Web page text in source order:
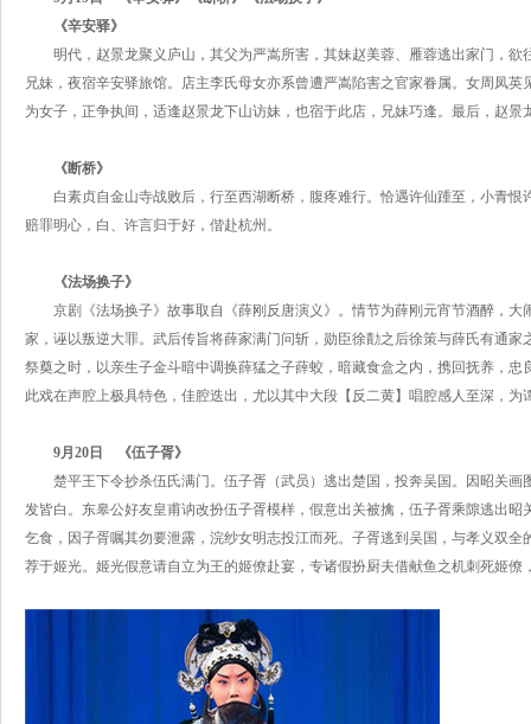
《辛安驿》
明代，赵景龙聚义庐山，其父为严嵩所害，其妹赵美蓉、雁蓉逃出家门，
兄妹，夜宿辛安驿旅馆。店主李氏母女亦系曾遭严嵩陷害之官家眷属。女周凤
为女子，正争执间，适逢赵景龙下山访妹，也宿于此店，兄妹巧逢。最后，赵景
《断桥》
白素贞自金山寺战败后，行至西湖断桥，腹疼难行。恰遇许仙踵至，小青
赔罪明心，白、许言归于好，偕赴杭州。
《法场换子》
京剧《法场换子》故事取自《薛刚反唐演义》。情节为薛刚元宵节酒醉，
家，诬以叛逆大罪。武后传旨将薛家满门问斩，勋臣徐勣之后徐策与薛氏有通
祭奠之时，以亲生子金斗暗中调换薛猛之子薛蛟，暗藏食盒之内，携回抚养，忠
此戏在声腔上极具特色，佳腔迭出，尤以其中大段【反二黄】唱腔感人至深，为
9月20日 《伍子胥》
楚平王下令抄杀伍氏满门。伍子胥（武员）逃出楚国，投奔吴国。因昭关
发皆白。东皋公好友皇甫讷改扮伍子胥模样，假意出关被擒，伍子胥乘隙逃出
乞食，因子胥嘱其勿要泄露，浣纱女明志投江而死。子胥逃到吴国，与孝义双
荐于姬光。姬光假意请自立为王的姬僚赴宴，专诸假扮厨夫借献鱼之机刺死姬僚